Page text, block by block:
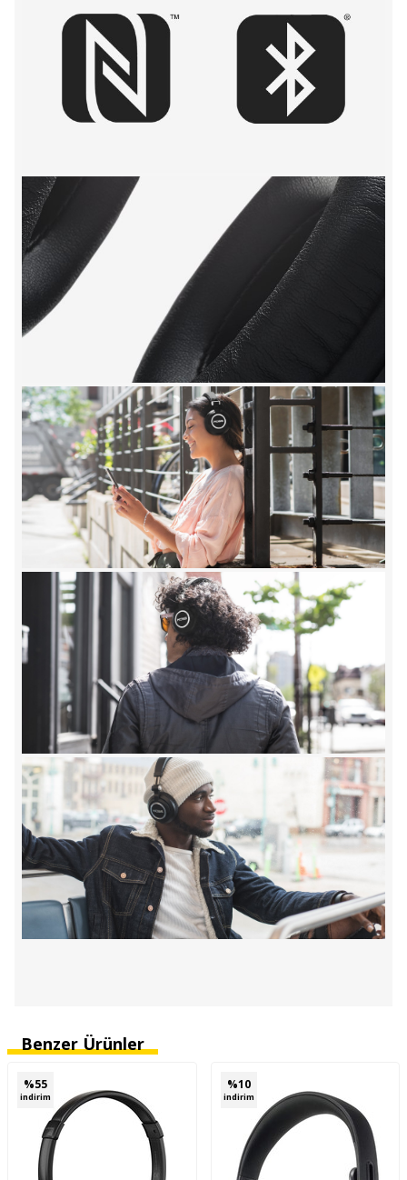
Benzer Ürünler
%55
indirim
%10
indirim